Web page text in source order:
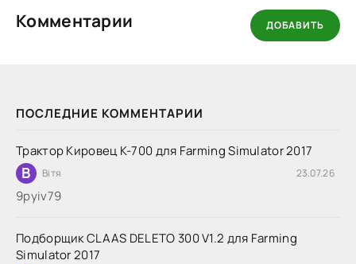
ПОСЛЕДНИЕ КОММЕНТАРИИ
Трактор Кировец К-700 для Farming Simulator 2017
В Вітя 23.07.26
9руіv79
Подборщик CLAAS DELETO 300 V1.2 для Farming
Simulator 2017
Комментарии ДОБАВИТЬ